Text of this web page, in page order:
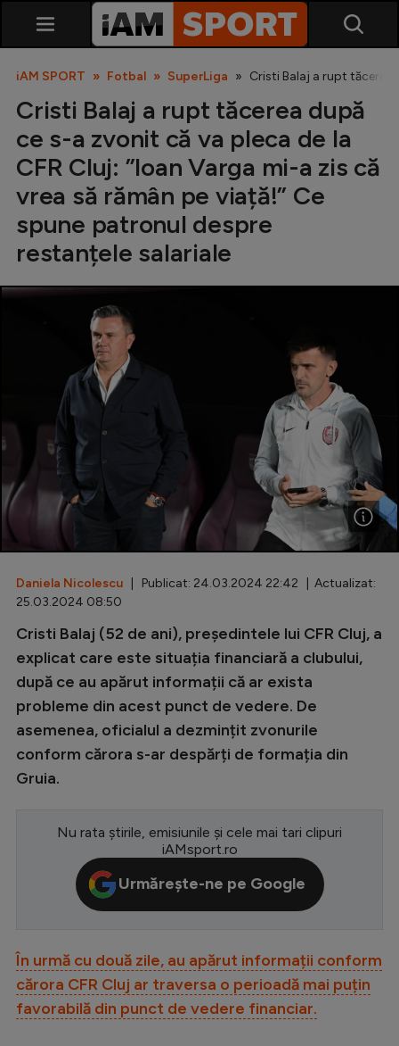
SuperLiga
Liga 2
Echipa Națională
U21
Fotbal feminin
Diverse
Inedit
Clasamente
Champions League
Europa League
Conference League
CM 2026
Premier League
Serie A
Bundesliga
Ligue 1
Starurile fotbalului
EURO 2024
Stranieri
iAM SPORT Fotbal SuperLiga Cristi Balaj a rupt tăcerea
Cristi Balaj a rupt tăcerea după
ce s-a zvonit că va pleca de la
CFR Cluj: ”Ioan Varga mi-a zis că
vrea să rămân pe viață!” Ce
spune patronul despre
restanțele salariale
Daniela Nicolescu | Publicat: 24.03.2024 22:42 | Actualizat:
25.03.2024 08:50
Cristi Balaj (52 de ani), președintele lui CFR Cluj, a
explicat care este situația financiară a clubului,
după ce au apărut informații că ar exista
probleme din acest punct de vedere. De
asemenea, oficialul a dezmințit zvonurile
conform cărora s-ar despărți de formația din
Gruia.
Nu rata știrile, emisiunile și cele mai tari clipuri
iAMsport.ro
Urmărește-ne pe Google
În urmă cu două zile, au apărut informații conform
cărora CFR Cluj ar traversa o perioadă mai puțin
favorabilă din punct de vedere financiar.